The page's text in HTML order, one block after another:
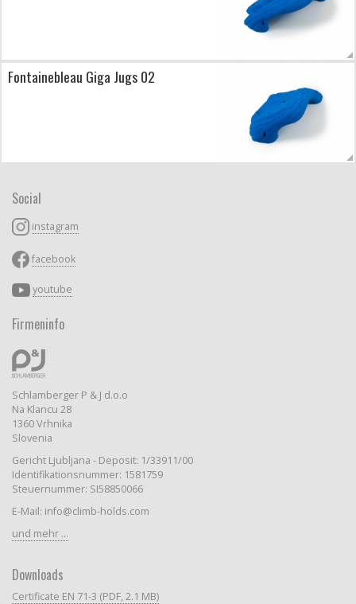
Fontainebleau Giga Jugs 02
Social
instagram
facebook
youtube
Firmeninfo
Schlamberger P & J d.o.o
Na Klancu 28
1360 Vrhnika
Slovenia
Gericht Ljubljana - Deposit: 1/33911/00
Identifikationsnummer: 1581759
Steuernummer: SI58850066
E-Mail: info@climb-holds.com
und mehr ...
Downloads
Certificate EN 71-3 (PDF, 2.1 MB)